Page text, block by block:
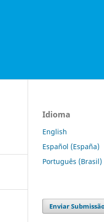
Idioma
English
Español (España)
Português (Brasil)
Enviar